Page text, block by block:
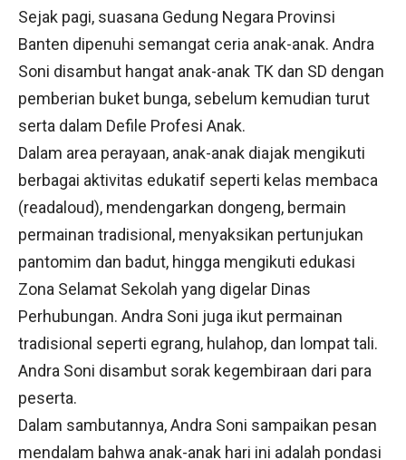
Sejak pagi, suasana Gedung Negara Provinsi
Banten dipenuhi semangat ceria anak-anak. Andra
Soni disambut hangat anak-anak TK dan SD dengan
pemberian buket bunga, sebelum kemudian turut
serta dalam Defile Profesi Anak.
Dalam area perayaan, anak-anak diajak mengikuti
berbagai aktivitas edukatif seperti kelas membaca
(readaloud), mendengarkan dongeng, bermain
permainan tradisional, menyaksikan pertunjukan
pantomim dan badut, hingga mengikuti edukasi
Zona Selamat Sekolah yang digelar Dinas
Perhubungan. Andra Soni juga ikut permainan
tradisional seperti egrang, hulahop, dan lompat tali.
Andra Soni disambut sorak kegembiraan dari para
peserta.
Dalam sambutannya, Andra Soni sampaikan pesan
mendalam bahwa anak-anak hari ini adalah pondasi